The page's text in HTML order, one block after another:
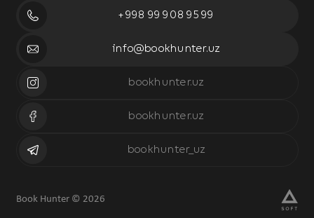
+998 99 908 95 99
info@bookhunter.uz
bookhunter.uz
bookhunter.uz
bookhunter_uz
Book Hunter © 2026